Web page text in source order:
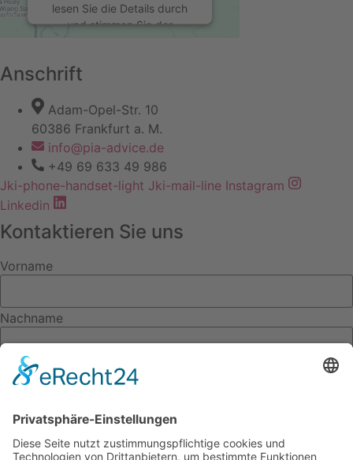
lesen Sie die Details durch
und stimmen Sie der
Nutzung des Service zu, um
powered by Usercentrics
Consent Management
Anschrift
Adam-Opel-Str. 10
60386 Frankfurt a. M.
info@pia-advice.de
+49 69 633 49 986
Jki-phone-handset-light Jki-mail-line Instagram
Linkedin
Kontaktieren Sie uns
Vorname
Nachname
E-Mail
Wie haben Sie uns gefunden?